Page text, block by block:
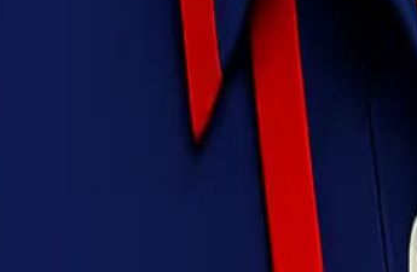
ekspedisi terpercaya jasa